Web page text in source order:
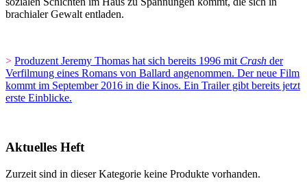
brachialer Gewalt entladen.
> Produzent Jeremy Thomas hat sich bereits 1996 mit Crash der
Verfilmung eines Romans von Ballard angenommen. Der neue Film
kommt im September 2016 in die Kinos. Ein Trailer gibt bereits jetzt
erste Einblicke.
Aktuelles Heft
Zurzeit sind in dieser Kategorie keine Produkte vorhanden.